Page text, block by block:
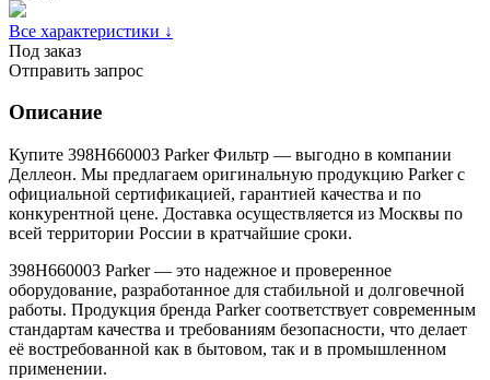
Все характеристики ↓
Под заказ
Отправить запрос
Описание
Купите 398H660003 Parker Фильтр — выгодно в компании
Деллеон. Мы предлагаем оригинальную продукцию Parker с
официальной сертификацией, гарантией качества и по
конкурентной цене. Доставка осуществляется из Москвы по
всей территории России в кратчайшие сроки.
398H660003 Parker — это надежное и проверенное
оборудование, разработанное для стабильной и долговечной
работы. Продукция бренда Parker соответствует современным
стандартам качества и требованиям безопасности, что делает
её востребованной как в бытовом, так и в промышленном
применении.